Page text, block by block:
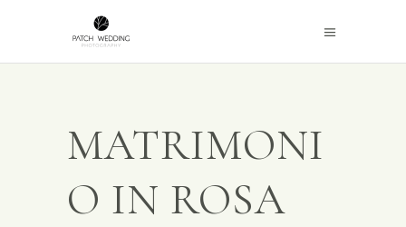
MATRIMONI
O IN ROSA